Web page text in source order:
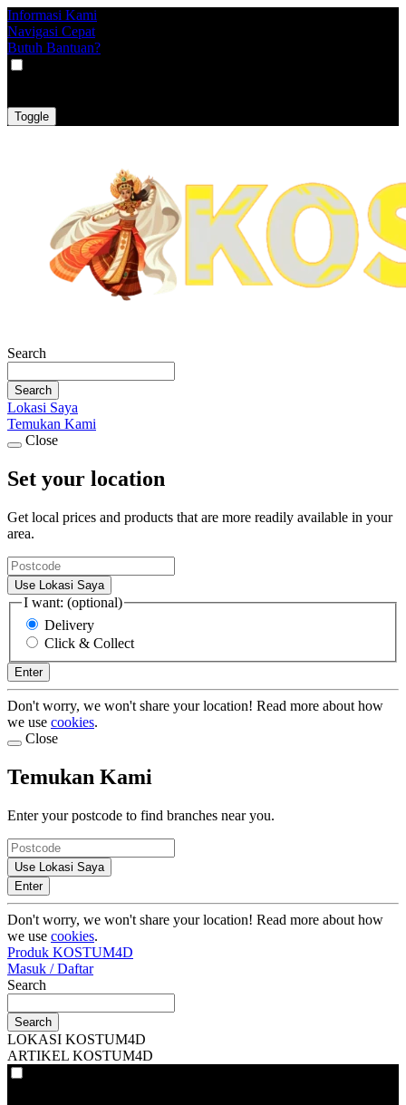
Informasi Kami
Navigasi Cepat
Butuh Bantuan?
Toggle
Search
Search
Lokasi Saya
Temukan Kami
Close
Set your location
Get local prices and products that are more readily available in your
area.
Use Lokasi Saya
I want: (optional)
Delivery
Click & Collect
Enter
Don't worry, we won't share your location! Read more about how
we use cookies.
Close
Temukan Kami
Enter your postcode to find branches near you.
Use Lokasi Saya
Enter
Don't worry, we won't share your location! Read more about how
we use cookies.
Produk KOSTUM4D
Masuk / Daftar
Search
Search
LOKASI KOSTUM4D
ARTIKEL KOSTUM4D